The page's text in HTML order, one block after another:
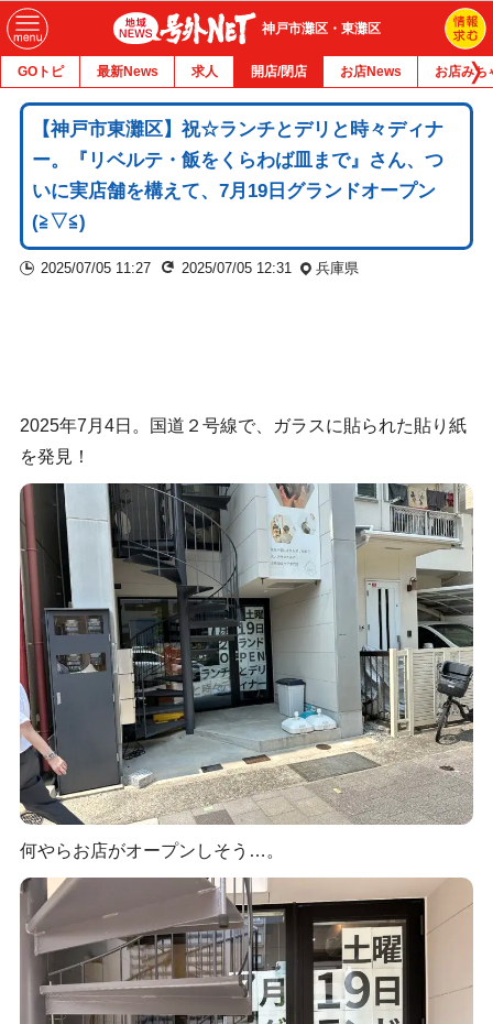
神戸市灘区・東灘区
GOトピ 最新News 求人 開店/閉店 お店News お店みち
【神戸市東灘区】祝☆ランチとデリと時々ディナ
ー。『リベルテ・飯をくらわば皿まで』さん、つ
いに実店舗を構えて、7月19日グランドオープン
(≧▽≦)
2025/07/05 11:27 2025/07/05 12:31 兵庫県
2025年7月4日。国道２号線で、ガラスに貼られた貼り紙
を発見！
何やらお店がオープンしそう…。